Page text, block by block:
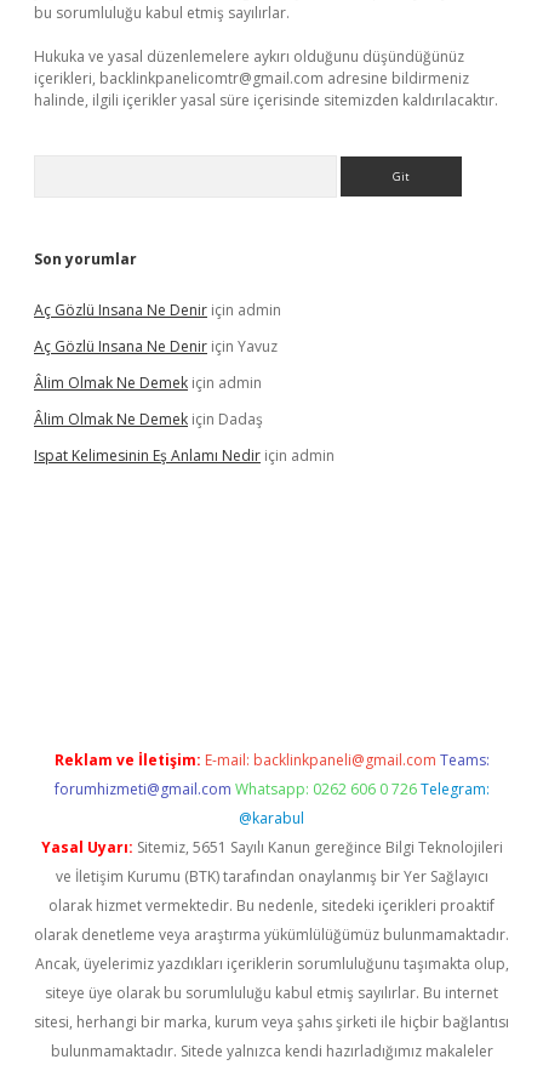
bu sorumluluğu kabul etmiş sayılırlar.
Hukuka ve yasal düzenlemelere aykırı olduğunu düşündüğünüz
içerikleri, backlinkpanelicomtr@gmail.com adresine bildirmeniz
halinde, ilgili içerikler yasal süre içerisinde sitemizden kaldırılacaktır.
Son yorumlar
Aç Gözlü Insana Ne Denir için admin
Aç Gözlü Insana Ne Denir için Yavuz
Âlim Olmak Ne Demek için admin
Âlim Olmak Ne Demek için Dadaş
Ispat Kelimesinin Eş Anlamı Nedir için admin
Reklam ve İletişim: E-mail: backlinkpaneli@gmail.com Teams:
forumhizmeti@gmail.com Whatsapp: 0262 606 0 726 Telegram:
@karabul
Yasal Uyarı: Sitemiz, 5651 Sayılı Kanun gereğince Bilgi Teknolojileri
ve İletişim Kurumu (BTK) tarafından onaylanmış bir Yer Sağlayıcı
olarak hizmet vermektedir. Bu nedenle, sitedeki içerikleri proaktif
olarak denetleme veya araştırma yükümlülüğümüz bulunmamaktadır.
Ancak, üyelerimiz yazdıkları içeriklerin sorumluluğunu taşımakta olup,
siteye üye olarak bu sorumluluğu kabul etmiş sayılırlar. Bu internet
sitesi, herhangi bir marka, kurum veya şahıs şirketi ile hiçbir bağlantısı
bulunmamaktadır. Sitede yalnızca kendi hazırladığımız makaleler